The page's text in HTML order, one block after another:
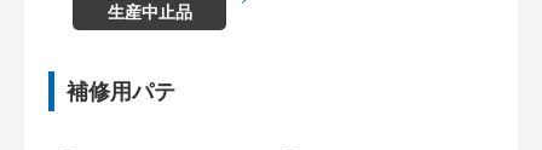
生産中止品
補修用パテ